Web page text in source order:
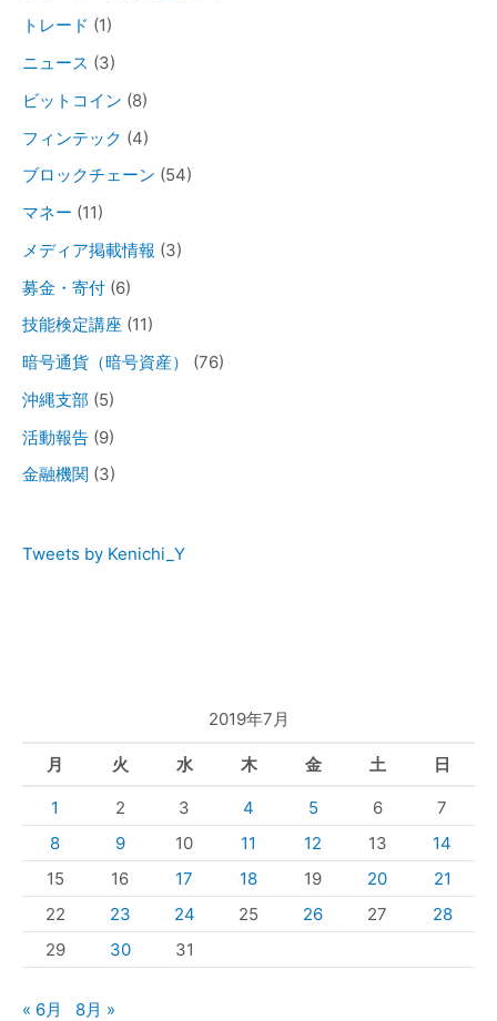
トレード (1)
ニュース (3)
ビットコイン (8)
フィンテック (4)
ブロックチェーン (54)
マネー (11)
メディア掲載情報 (3)
募金・寄付 (6)
技能検定講座 (11)
暗号通貨（暗号資産）
(76)
沖縄支部 (5)
活動報告 (9)
金融機関 (3)
Tweets by Kenichi_Y
2019年7月
月 火 水 木 金 土 日
1 2 3 4 5 6
7
8
9 10 11 12 13
14
15
16 17 18 19 20
21
22
23 24 25 26 27
28
29
30 31
« 6月 8月 »